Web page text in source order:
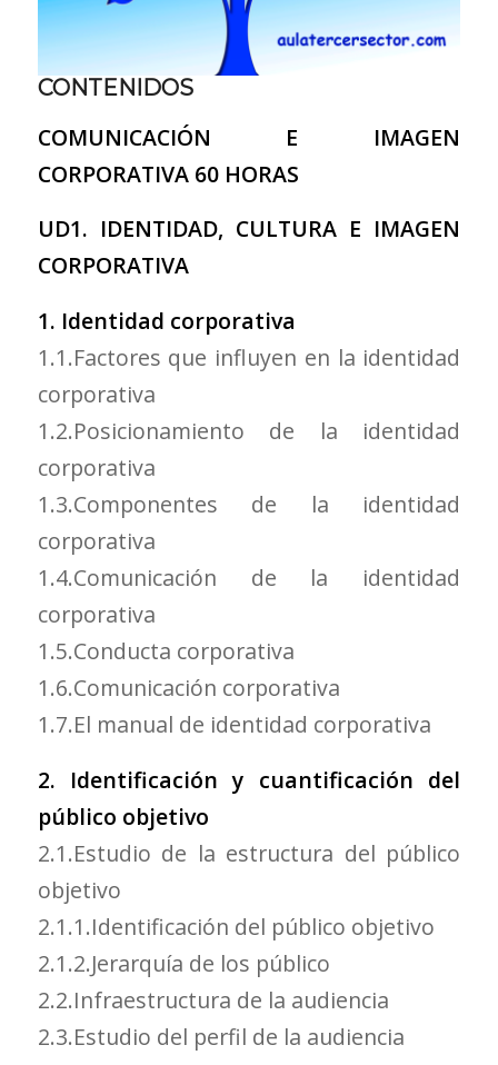
CONTENIDOS
COMUNICACIÓN E IMAGEN
CORPORATIVA60 HORAS
UD1. IDENTIDAD, CULTURA E IMAGEN
CORPORATIVA
1. Identidad corporativa
1.1.Factores que influyen en la identidad
corporativa
1.2.Posicionamiento de la identidad
corporativa
1.3.Componentes de la identidad
corporativa
1.4.Comunicación de la identidad
corporativa
1.5.Conducta corporativa
1.6.Comunicación corporativa
1.7.El manual de identidad corporativa
2. Identificación y cuantificación del
público objetivo
2.1.Estudio de la estructura del público
objetivo
2.1.1.Identificación del público objetivo
2.1.2.Jerarquía de los público
2.2.Infraestructura de la audiencia
2.3.Estudio del perfil de la audiencia